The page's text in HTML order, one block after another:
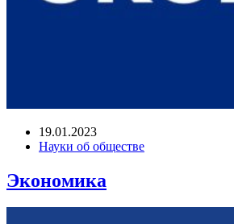
19.01.2023
Науки об обществе
Экономика